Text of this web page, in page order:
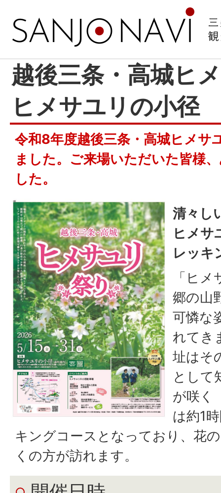
越後三条・高城ヒ
ヒメサユリの小径
令和8年度越後三条・高城ヒメサ
ました。ご来場いただいた皆様
した。
清々し
ヒメサ
レッキ
「ヒ
郷の山
可憐な
れてき
址はそ
として
が咲く
は約1
キングコースとなっており、花
くの方が訪れます。